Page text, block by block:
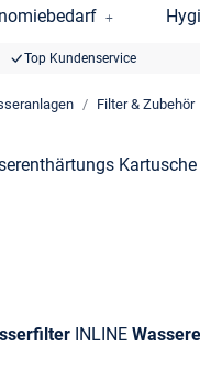
Top Kundenservice
Filter & Zubehör
INLINE